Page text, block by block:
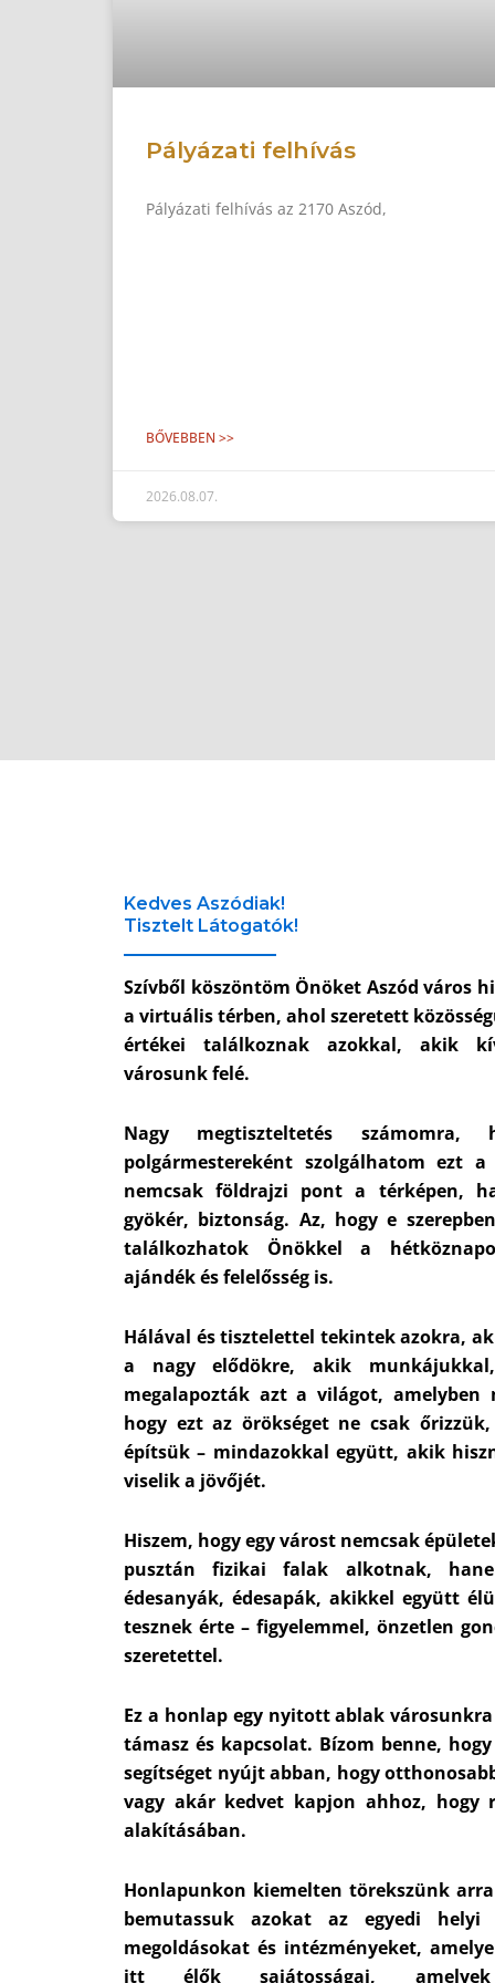
Pályázati felhívás
Pályázati felhívás az 2170 Aszód,
BŐVEBBEN >>
2026.08.07.
Kedves Aszódiak!
Tisztelt Látogatók!
Szívből köszöntöm Önöket Aszód város
a virtuális térben, ahol szeretett
értékei találkoznak azokkal, akik
városunk felé.
Nagy megtiszteltetés
polgármestereként szolgálhatom ezt
nemcsak földrajzi pont a térképen,
gyökér, biztonság. Az, hogy e
találkozhatok Önökkel a
ajándék és felelősség is.
Hálával és tisztelettel tekintek azokra,
a nagy elődökre, akik
megalapozták azt a világot, amelyben
hogy ezt az örökséget ne csak
építsük – mindazokkal együtt, akik
viselik a jövőjét.
Hiszem, hogy egy várost nemcsak
pusztán fizikai falak alkotnak,
édesanyák, édesapák, akikkel együtt
tesznek érte – figyelemmel, önzetlen
szeretettel.
Ez a honlap egy nyitott ablak
támasz és kapcsolat. Bízom benne,
segítséget nyújt abban, hogy
vagy akár kedvet kapjon ahhoz, hogy
alakításában.
Honlapunkon kiemelten törekszünk
bemutassuk azokat az egyedi helyi
megoldásokat és intézményeket,
itt élők sajátosságai,